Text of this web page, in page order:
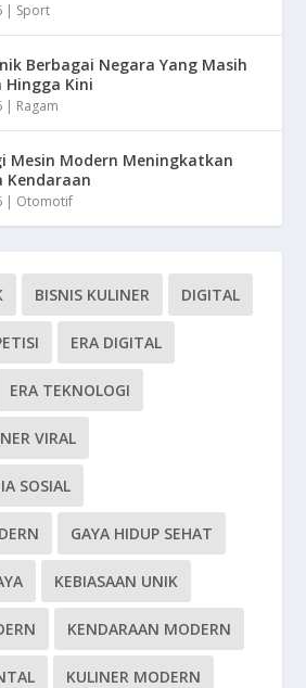
| Sport
Berbagai Negara Yang Masih
Hingga Kini
| Ragam
Mesin Modern Meningkatkan
Kendaraan
| Otomotif
BISNIS KULINER DIGITAL
ERA DIGITAL
ERA TEKNOLOGI
VIRAL
SOSIAL
GAYA HIDUP SEHAT
KEBIASAAN UNIK
KENDARAAN MODERN
KULINER MODERN